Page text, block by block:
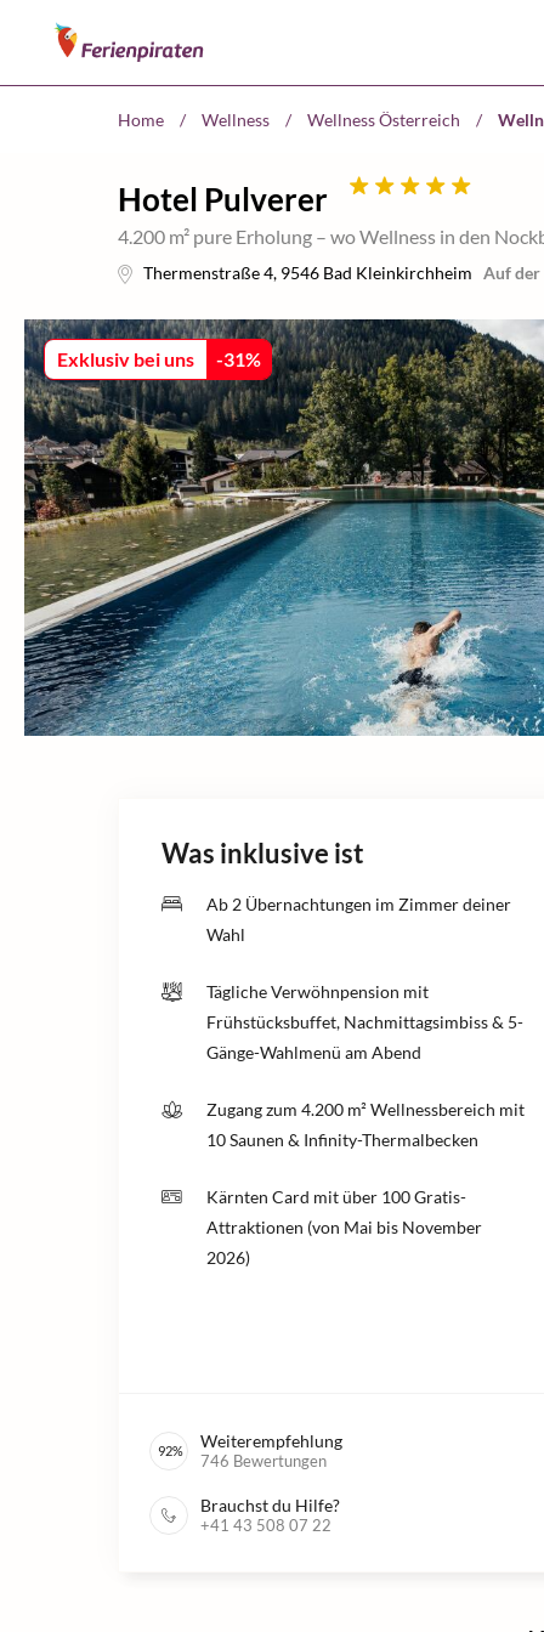
Home / Wellness / Wellness Österreich /
Hotel Pulverer
4.200 m² pure Erholung – wo Wellness in den
Thermenstraße 4, 9546 Bad Kleinkirchheim Auf der
Exklusiv bei uns -31%
Was inklusive ist
Ab 2 Übernachtungen im Zimmer deiner
Wahl
Tägliche Verwöhnpension mit
Frühstücksbuffet, Nachmittagsimbiss & 5-
Gänge-Wahlmenü am Abend
Zugang zum 4.200 m² Wellnessbereich mit
10 Saunen & Infinity-Thermalbecken
Kärnten Card mit über 100 Gratis-
Attraktionen (von Mai bis November
2026)
92% Weiterempfehlung
746 Bewertungen
Brauchst du Hilfe?
+41 43 508 07 22